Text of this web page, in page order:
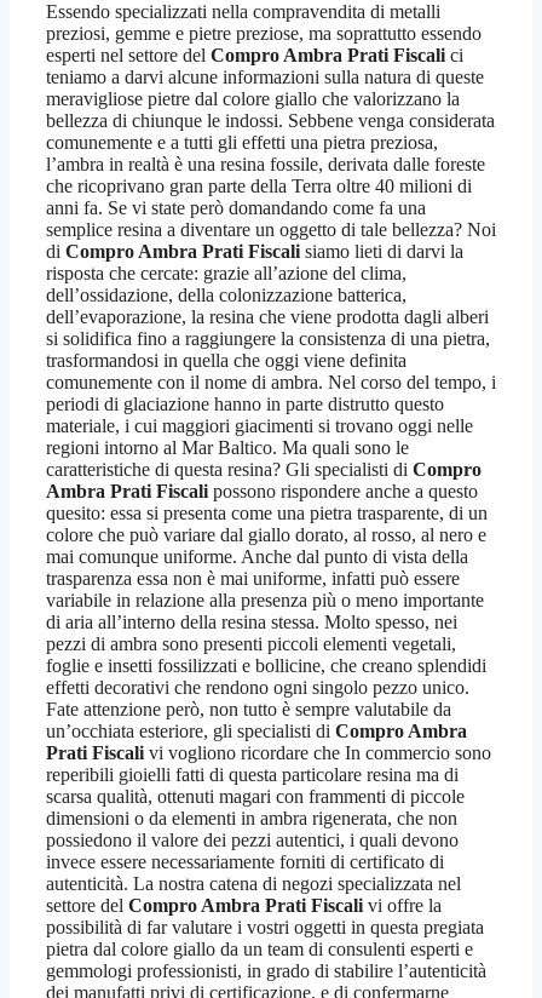
Essendo specializzati nella compravendita di metalli
preziosi, gemme e pietre preziose, ma soprattutto essendo
esperti nel settore del Compro Ambra Prati Fiscalici
teniamo a darvi alcune informazioni sulla natura di queste
meravigliose pietre dal colore giallo che valorizzano la
bellezza di chiunque le indossi. Sebbene venga considerata
comunemente e a tutti gli effetti una pietra preziosa,
l’ambra in realtà è una resina fossile, derivata dalle foreste
che ricoprivano gran parte della Terra oltre 40 milioni di
anni fa. Se vi state però domandando come fa una
semplice resina a diventare un oggetto di tale bellezza? Noi
di Compro Ambra Prati Fiscalisiamo lieti di darvi la
risposta che cercate: grazie all’azione del clima,
dell’ossidazione, della colonizzazione batterica,
dell’evaporazione, la resina che viene prodotta dagli alberi
si solidifica fino a raggiungere la consistenza di una pietra,
trasformandosi in quella che oggi viene definita
comunemente con il nome di ambra. Nel corso del tempo, i
periodi di glaciazione hanno in parte distrutto questo
materiale, i cui maggiori giacimenti si trovano oggi nelle
regioni intorno al Mar Baltico. Ma quali sono le
caratteristiche di questa resina? Gli specialisti di Compro
Ambra Prati Fiscalipossono rispondere anche a questo
quesito: essa si presenta come una pietra trasparente, di un
colore che può variare dal giallo dorato, al rosso, al nero e
mai comunque uniforme. Anche dal punto di vista della
trasparenza essa non è mai uniforme, infatti può essere
variabile in relazione alla presenza più o meno importante
di aria all’interno della resina stessa. Molto spesso, nei
pezzi di ambra sono presenti piccoli elementi vegetali,
foglie e insetti fossilizzati e bollicine, che creano splendidi
effetti decorativi che rendono ogni singolo pezzo unico.
Fate attenzione però, non tutto è sempre valutabile da
un’occhiata esteriore, gli specialisti di Compro Ambra
Prati Fiscalivi vogliono ricordare che In commercio sono
reperibili gioielli fatti di questa particolare resina ma di
scarsa qualità, ottenuti magari con frammenti di piccole
dimensioni o da elementi in ambra rigenerata, che non
possiedono il valore dei pezzi autentici, i quali devono
invece essere necessariamente forniti di certificato di
autenticità. La nostra catena di negozi specializzata nel
settore del Compro Ambra Prati Fiscalivi offre la
possibilità di far valutare i vostri oggetti in questa pregiata
pietra dal colore giallo da un team di consulenti esperti e
gemmologi professionisti, in grado di stabilire l’autenticità
dei manufatti privi di certificazione, e di confermarne